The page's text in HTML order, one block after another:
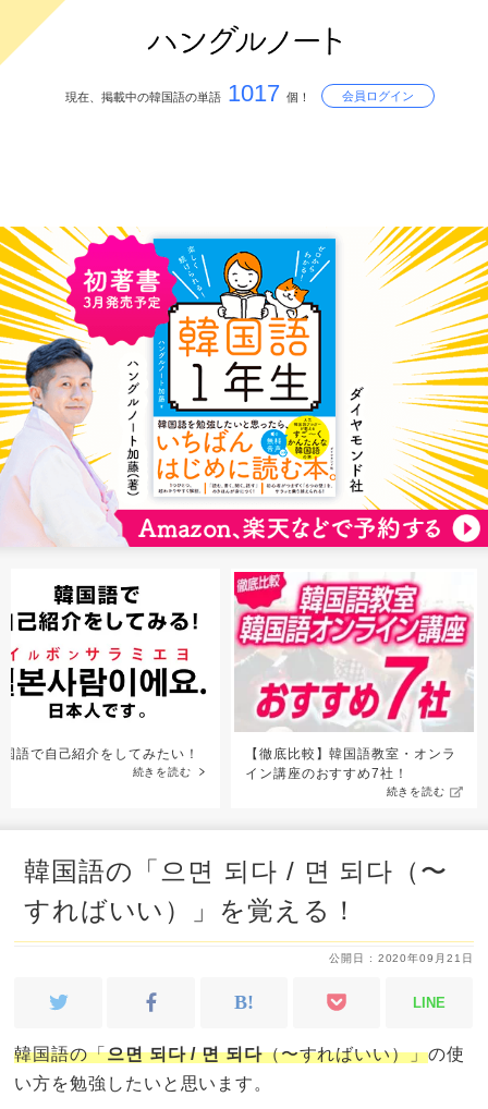
現在、掲載中の韓国語の単語 1017 個！ 会員ログイン
語で自己紹介をしてみたい！
続きを読む
【徹底比較】韓国語教室・オンラ
イン講座のおすすめ7社！
続きを読む
韓国語の「으면 되다 / 면 되다（〜
すればいい）」を覚える！
公開日 : 2020年09月21日
LINE
韓国語の「으면 되다 / 면 되다（〜すればいい）」の使
い方を勉強したいと思います。